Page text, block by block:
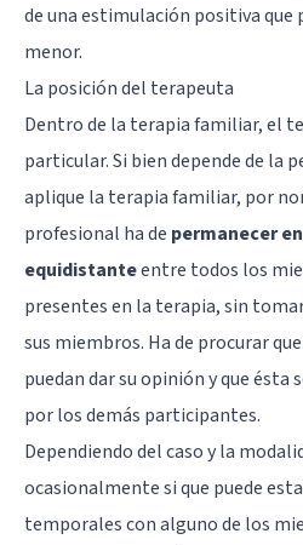
de una estimulación positiva
menor.
La posición del terapeuta
Dentro de la terapia familiar, el
particular. Si bien depende de la
aplique la terapia familiar, por
profesional ha de permanecer
equidistanteentre todos los
presentes en la terapia, sin
sus miembros. Ha de procurar
puedan dar su opinión y que ésta
por los demás participantes.
Dependiendo del caso y la
ocasionalmente si que puede
temporales con alguno de los